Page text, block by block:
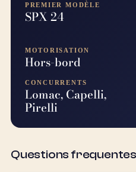
PREMIER MODÈLE
SPX 24
MOTORISATION
Hors-bord
CONCURRENTS
Lomac, Capelli,
Pirelli
Questions